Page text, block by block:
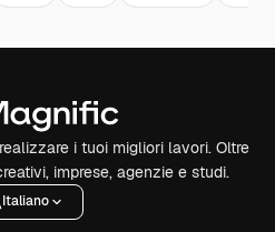
i tuoi migliori lavori. Oltre
imprese, agenzie e studi.
Italiano